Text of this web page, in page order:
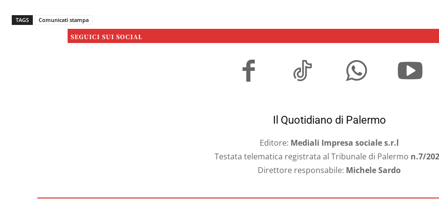
TAGS Comunicati stampa
SEGUICI SUI SOCIAL
Il Quotidiano di Palermo
Editore: Mediali Impresa sociale s.r.l
Testata telematica registrata al Tribunale di Palermo n.7/
Direttore responsabile: Michele Sardo